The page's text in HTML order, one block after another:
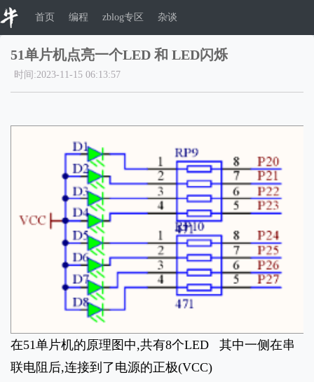
首页 编程 zblog专区 杂谈
51单片机点亮一个LED 和 LED闪烁
时间:2023-11-15 06:13:57
在51单片机的原理图中,共有8个LED 其中一侧在串
联电阻后,连接到了电源的正极(VCC)